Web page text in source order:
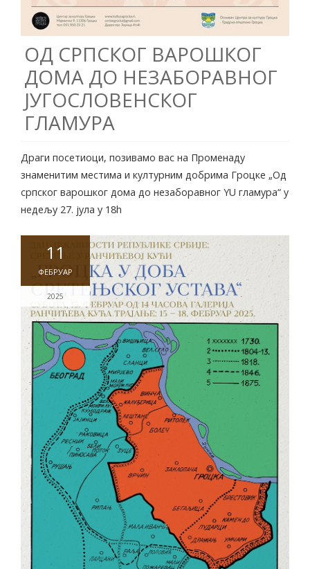
ОД СРПСКОГ ВАРОШКОГ
ДОМА ДО НЕЗАБОРАВНОГ
ЈУГОСЛОВЕНСКОГ
ГЛАМУРА
Драги посетиоци, позивамо вас на Променаду
знаменитим местима и културним добрима Гроцке „Од
српског варошког дома до незаборавног YU гламура“ у
недељу 27. јула у 18h
11
ФЕБРУАР
2025